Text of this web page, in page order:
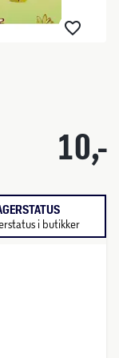
10,-
i butikker